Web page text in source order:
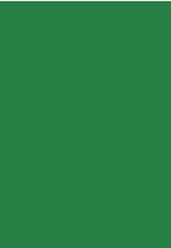
Çatıda
Yangın! Akçelik
Sahil